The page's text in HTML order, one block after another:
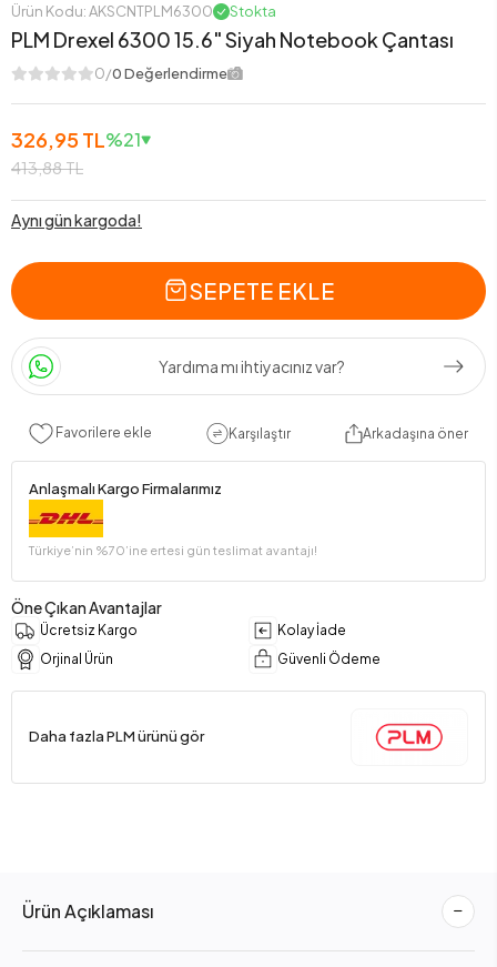
Ürün Kodu: AKSCNTPLM6300 Stokta
PLM Drexel 6300 15.6" Siyah Notebook Çantası
0/0 Değerlendirme
326,95 TL
413,88 TL
%21
Aynı gün kargoda!
SEPETE EKLE
Yardıma mı ihtiyacınız var?
Favorilere ekle Karşılaştır Arkadaşına öner
Anlaşmalı Kargo Firmalarımız
Türkiye’nin %70’ine ertesi gün teslimat avantajı!
Öne Çıkan Avantajlar
Ücretsiz Kargo
Kolay İade
Orjinal Ürün
Güvenli Ödeme
Daha fazla PLM ürünü gör
Ürün Açıklaması